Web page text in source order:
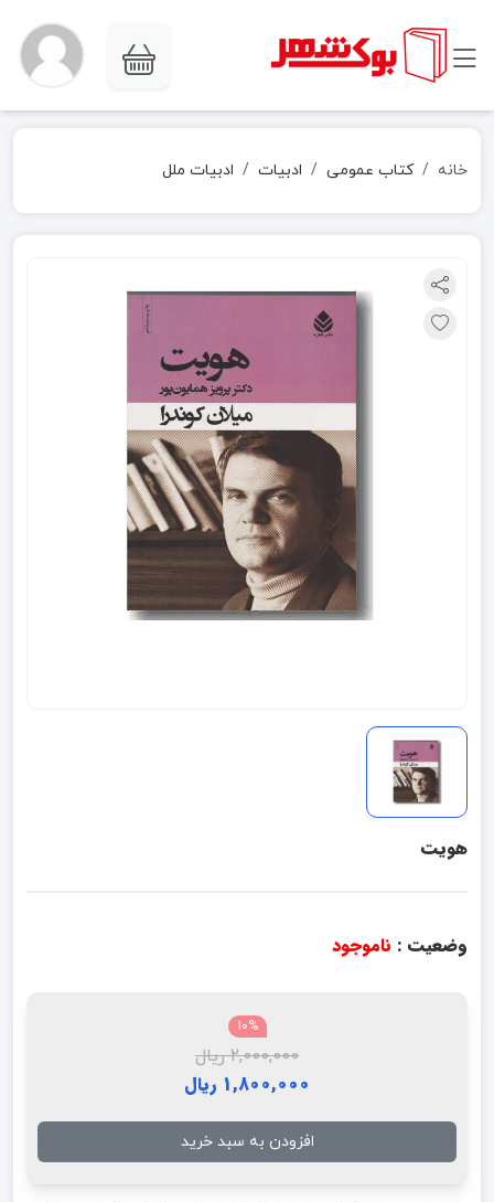
خانه کتاب عمومی ادبیات ادبیات ملل
هویت
وضعیت : ناموجود
10%
2,000,000 ریال
1,800,000 ریال
افزودن به سبد خرید